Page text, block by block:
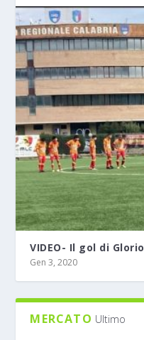
VIDEO- Il gol di
Gen 3, 2020
MERCATO Ultimo